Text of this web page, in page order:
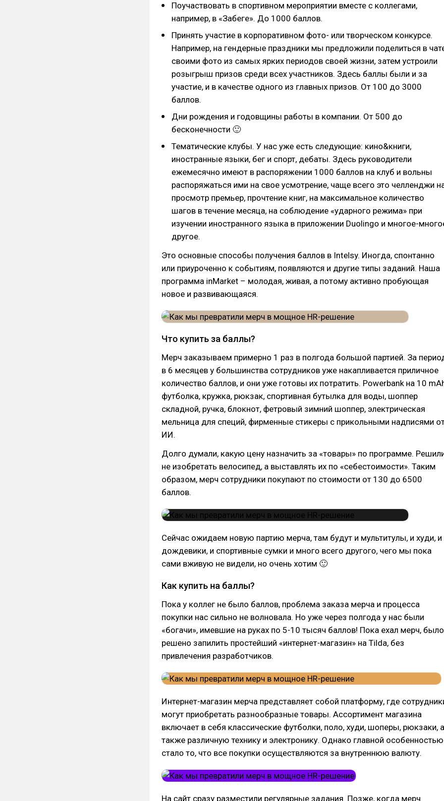
Поучаствовать в спортивном мероприятии вместе с коллегами,
например, в «Забеге». До 1000 баллов.
Принять участие в корпоративном фото- или творческом конкурсе.
Например, на гендерные праздники мы предложили поделиться в
своими фото из самых ярких периодов своей жизни, затем устроили
розыгрыш призов среди всех участников. Здесь баллы были и за
участие, и в качестве одного из главных призов. От 100 до 3000
баллов.
Дни рождения и годовщины работы в компании. От 500 до
бесконечности 🙂
Тематические клубы. У нас уже есть следующие: кино&книги,
иностранные языки, бег и спорт, дебаты. Здесь руководители
ежемесячно имеют в распоряжении 1000 баллов на клуб и вольны
распоряжаться ими на свое усмотрение, чаще всего это челленджи
просмотр премьер, прочтение книг, на максимальное количество
шагов в течение месяца, на соблюдение «ударного режима» при
изучении иностранного языка в приложении Duolingo и многое-
другое.
Это основные способы получения баллов в Intelsy. Иногда, спонтанно
или приуроченно к событиям, появляются и другие типы заданий. Наша
программа inMarket – молодая, живая, а потому активно пробующая
новое и развивающаяся.
Что купить за баллы?
Мерч заказываем примерно 1 раз в полгода большой партией. За
в 6 месяцев у большинства сотрудников уже накапливается приличное
количество баллов, и они уже готовы их потратить. Powerbank на 10
футболка, кружка, рюкзак, спортивная бутылка для воды, шоппер
складной, ручка, блокнот, фетровый зимний шоппер, электрическая
мельница для специй, фирменные стикеры с прикольными надписями
ИИ.
Долго думали, какую цену назначить за «товары» по программе.
не изобретать велосипед, а выставлять их по «себестоимости». Таким
образом, мерч сотрудники покупают по стоимости от 130 до 6500
баллов.
Сейчас ожидаем новую партию мерча, там будут и мультитулы, и худи, и
дождевики, и спортивные сумки и много всего другого, чего мы пока
сами вживую не видели, но очень хотим 🙂
Как купить на баллы?
Пока у коллег не было баллов, проблема заказа мерча и процесса
покупки нас сильно не волновала. Но уже через полгода у нас были
«богачи», имевшие на руках по 5-10 тысяч баллов! Пока ехал мерч, было
решено запилить простейший «интернет-магазин» на Tilda, без
привлечения разработчиков.
Интернет-магазин мерча представляет собой платформу, где
могут приобретать разнообразные товары. Ассортимент магазина
включает в себя классические футболки, поло, худи, шоперы, рюкзаки, а
также различную технику и электронику. Однако главной особенностью
стало то, что все покупки осуществляются за внутреннюю валюту.
На сайт сразу разместили регулярные задания. Позже, когда мерч